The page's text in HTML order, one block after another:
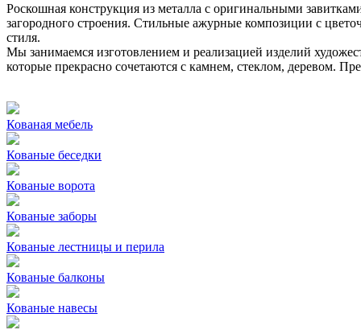
Роскошная конструкция из металла с оригинальными
загородного строения. Стильные ажурные композиции с
стиля.
Мы занимаемся изготовлением и реализацией изделий
которые прекрасно сочетаются с камнем, стеклом, деревом.
Кованая мебель
Кованые беседки
Кованые ворота
Кованые заборы
Кованые лестницы и перила
Кованые балконы
Кованые навесы